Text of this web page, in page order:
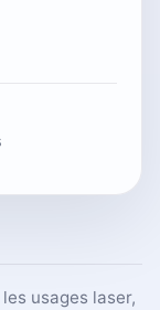
usages laser,